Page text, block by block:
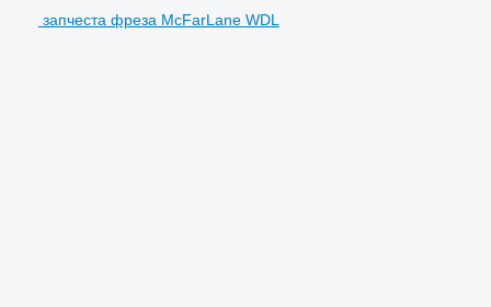
запчеста фреза McFarLane WDL